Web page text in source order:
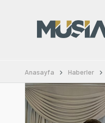
Anasayfa Haberler